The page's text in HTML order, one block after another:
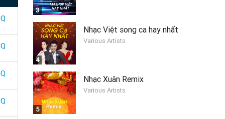
3
4
Nhạc Việt song ca hay nhất
Various Artists
5
Nhạc Xuân Remix
Various Artists